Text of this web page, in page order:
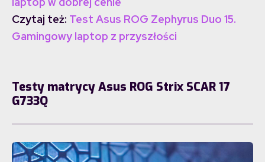
Czytaj też: Test Asus ROG Zephyrus Duo 15.
Gamingowy laptop z przyszłości
Testy matrycy Asus ROG Strix SCAR 17
G733Q